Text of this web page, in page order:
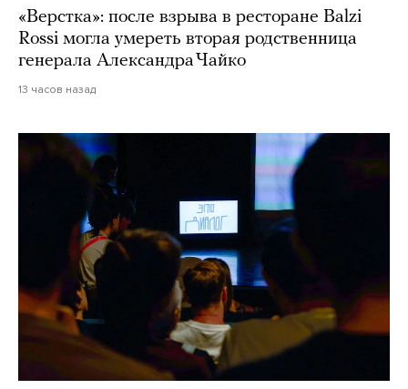
«Верстка»: после взрыва в ресторане Balzi
Rossi могла умереть вторая родственница
генерала Александра Чайко
13 часов назад